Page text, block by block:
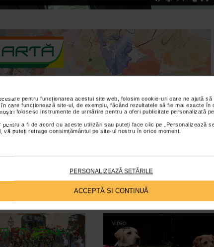
pentru funcționarea acestui site web, folosim cookie-uri care ne ajută
care funcționează site-ul, de exemplu, făcând rezultatele să fie mai exacte în
folosesc instrumente de urmărire pentru a oferi publicitate personalizată
pentru a fi de acord cu aceste utilizări sau puteți face clic pe „Personalizează
vă puteți retrage consimțământul pe site-ul nostru în orice moment.
PERSONALIZEAZĂ SETĂRILE
ACCEPTĂ SI CONTINUĂ
Asociatiei Romane pentru Chirurgie Endoscopica si alte
care specialitati cum ar fi chirurgia generala, chirurgia
anestezia, neurochirurgia, ortopedia, chirurgia ORL sau
particulare si au cautat solutii comune de rezolvare a
VIDEO